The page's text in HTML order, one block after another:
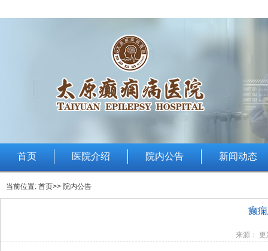
首页 医院介绍 院内公告 新闻动态
当前位置: 首页>> 院内公告
癫
来源：